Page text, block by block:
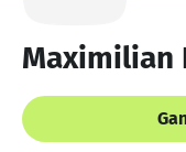
Maximilian